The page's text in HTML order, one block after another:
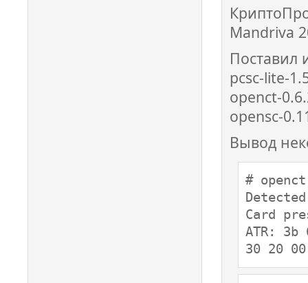
Mandriva
Поставил
pcsc-lite-
openct-
opensc-
Вывод
#
Card
ATR:
30 20